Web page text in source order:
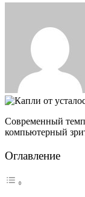
Современный темп жизни провоцирует у большинства людей усталость глаз, что в дальнейшем может привести к потере зрения. Сильное беспокойство у офтальмологов вызывает
компьютерный
Оглавление